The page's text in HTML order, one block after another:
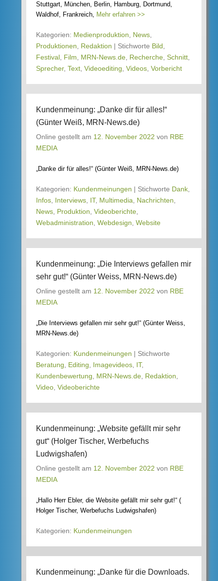
Stuttgart, München, Berlin, Hamburg, Dortmund,
Waldhof, Frankreich, Mehr erfahren >>
Kategorien: Medienproduktion News
Produktionen
Redaktion | Stichworte Bild
Festival Film MRN-News.de Recherche Schnitt
Sprecher, Text Videoediting Videos Vorbericht
Kundenmeinung: „Danke dir für alles!“
(Günter Weiß, MRN-News.de)
Online gestellt am 12. November 2022 von RBE
MEDIA
„Danke dir für alles!“ (Günter Weiß, MRN-News.de)
Kategorien: Kundenmeinungen | Stichworte Dank
Infos Interviews IT, Multimedia Nachrichten
News Produktion Videoberichte
Webadministration Webdesign Website
Kundenmeinung: „Die Interviews gefallen mir
sehr gut!“ (Günter Weiss, MRN-News.de)
Online gestellt am 12. November 2022 von RBE
MEDIA
„Die Interviews gefallen mir sehr gut!“ (Günter Weiss,
MRN-News.de)
Kategorien: Kundenmeinungen | Stichworte
Beratung
Editing Imagevideos IT,
Kundenbewertung
MRN-News.de Redaktion
Video Videoberichte
Kundenmeinung: „Website gefällt mir sehr
gut“ (Holger Tischer, Werbefuchs
Ludwigshafen)
Online gestellt am 12. November 2022 von RBE
MEDIA
„Hallo Herr Ebler, die Website gefällt mir sehr gut!“ (
Holger Tischer, Werbefuchs Ludwigshafen)
Kategorien: Kundenmeinungen
Kundenmeinung: „Danke für die Downloads.